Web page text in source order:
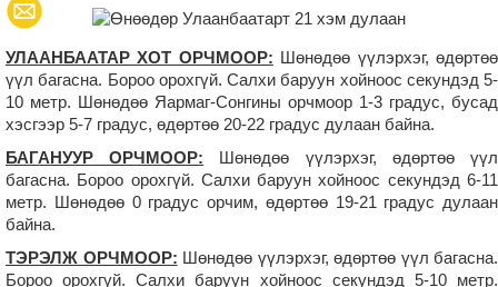
УЛААНБААТАР ХОТ ОРЧМООР: Шөнөдөө үүлэрхэг, өдөртөө
үүл багасна. Бороо орохгүй. Салхи баруун хойноос секундэд 5-
10 метр. Шөнөдөө Яармаг-Сонгины орчмоор 1-3 градус, бусад
хэсгээр 5-7 градус, өдөртөө 20-22 градус дулаан байна.
БАГАНУУР ОРЧМООР: Шөнөдөө үүлэрхэг, өдөртөө үүл
багасна. Бороо орохгүй. Салхи баруун хойноос секундэд 6-11
метр. Шөнөдөө 0 градус орчим, өдөртөө 19-21 градус дулаан
байна.
ТЭРЭЛЖ ОРЧМООР: Шөнөдөө үүлэрхэг, өдөртөө үүл багасна.
Бороо орохгүй. Салхи баруун хойноос секундэд 5-10 метр.